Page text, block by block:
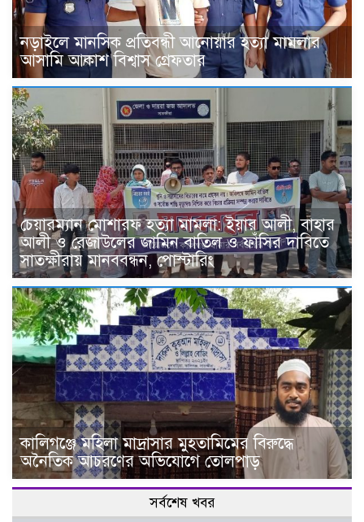
নড়াইলে মানসিক প্রতিবন্ধী আনোয়ার হত্যা মামলার
আসামি আকাশ বিশ্বাস গ্রেফতার
চেয়ারম্যান মোশারফ হত্যা মামলা: ইয়ার আলী, বাহার
আলী ও রেজাউলের জামিন বাতিল ও ফাঁসির দাবিতে
সাতক্ষীরায় মানববন্ধন, পোস্টারিং
কালিগঞ্জে মহিলা মাদ্রাসার মুহতামিমের বিরুদ্ধে
অনৈতিক আচরণের অভিযোগে তোলপাড়
সর্বশেষ খবর